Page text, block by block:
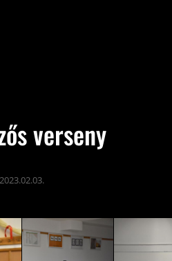
verseny
2023.02.03.